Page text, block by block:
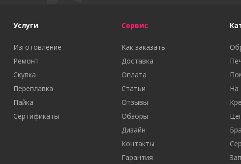
Услуги
Изготовление
Ремонт
Скупка
Переплавка
Пайка
Сертификаты
Сервис
Как заказать
Доставка
Оплата
Статьи
Отзывы
Обзоры
Дизайн
Контакты
Гарантия
На